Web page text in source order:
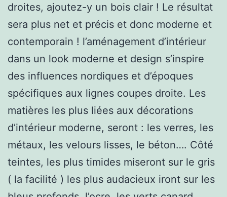
droites, ajoutez-y un bois clair ! Le résultat
sera plus net et précis et donc moderne et
contemporain ! l’aménagement d’intérieur
dans un look moderne et design s’inspire
des influences nordiques et d’époques
spécifiques aux lignes coupes droite. Les
matières les plus liées aux décorations
d’intérieur moderne, seront : les verres, les
métaux, les velours lisses, le béton…. Côté
teintes, les plus timides miseront sur le gris
( la facilité ) les plus audacieux iront sur les